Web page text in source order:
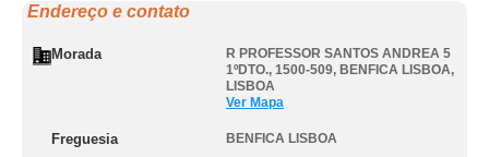
Endereço e contato
Morada
R PROFESSOR SANTOS ANDREA 5
1ºDTO., 1500-509, BENFICA LISBOA,
LISBOA
Ver Mapa
Freguesia BENFICA LISBOA